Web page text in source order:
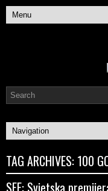
TAG ARCHIVES: 100
SFF: Svjetska